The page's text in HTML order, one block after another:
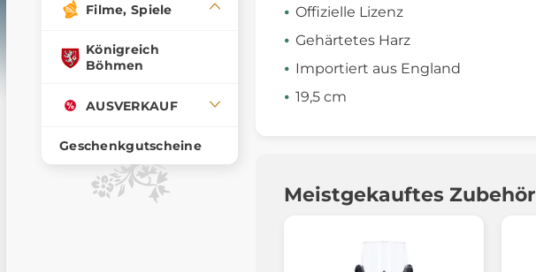
Filme, Spiele
Königreich
Böhmen
AUSVERKAUF
Geschenkgutscheine
Offizielle Lizenz
Gehärtetes Harz
Importiert aus England
19,5 cm
Meistgekauftes Zubehör